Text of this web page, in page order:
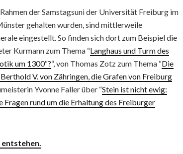
der Samstagsuni der Universität Freiburg im
gehalten wurden, sind mittlerweile
eingestellt. So finden sich dort zum Beispiel die
Kurmann zum Thema “Langhaus und Turm des
um 1300“?“, von Thomas Zotz zum Thema “Die
V. von Zähringen, die Grafen von Freiburg
Yvonne Faller über “Stein ist nicht ewig:
rund um die Erhaltung des Freiburger
entstehen.